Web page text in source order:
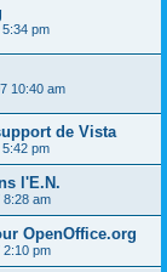
pm
10:40 am
de Vista
pm
l'E.N.
8:28 am
OpenOffice.org
2:10 pm